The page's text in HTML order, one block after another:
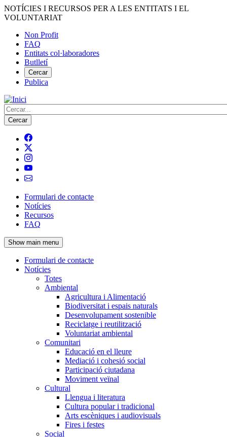
Vés
al
NOTÍCIES I RECURSOS PER A LES ENTITATS I EL
VOLUNTARIAT
Menú
del
compte
d'usuari
Non Profit
FAQ
Entitats col·laboradores
Butlletí
Cercar
Publica
Cerca
Navegació
principal
de
l'encapçalament
Formulari de contacte
Notícies
Recursos
FAQ
Show main menu
Navegació
principal
Formulari de contacte
Notícies
Totes
Ambiental
Agricultura i Alimentació
Biodiversitat i espais naturals
Desenvolupament sostenible
Reciclatge i reutilització
Voluntariat ambiental
Comunitari
Educació en el lleure
Mediació i cohesió social
Participació ciutadana
Moviment veïnal
Cultural
Llengua i literatura
Cultura popular i tradicional
Arts escèniques i audiovisuals
Fires i festes
Social